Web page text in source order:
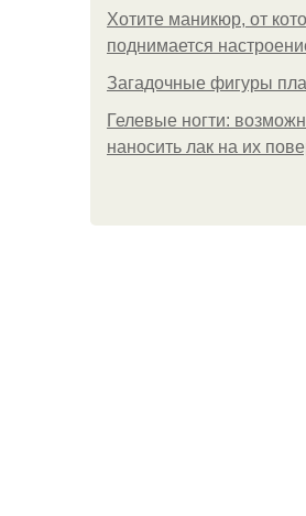
Хотите маникюр, от
поднимается
Загадочные фигуры
Гелевые ногти:
наносить лак на их